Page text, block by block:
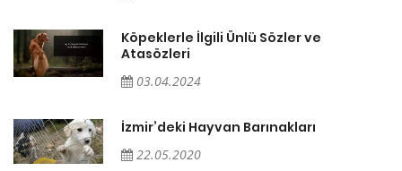
Köpeklerle İlgili Ünlü Sözler ve
Atasözleri
03.04.2024
İzmir’deki Hayvan Barınakları
22.05.2020